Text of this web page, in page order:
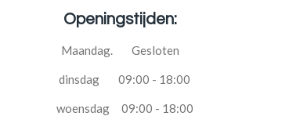
Openingstijden:
Maandag. Gesloten
dinsdag 09:00 - 18:00
woensdag 09:00 - 18:00